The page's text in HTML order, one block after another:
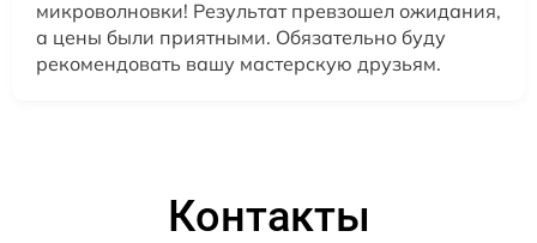
микроволновки! Результат превзошел ожидания,
а цены были приятными. Обязательно буду
рекомендовать вашу мастерскую друзьям.
Контакты